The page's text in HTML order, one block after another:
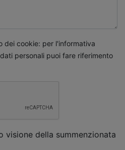
dei cookie: per l'informativa
personali puoi fare riferimento
visione della summenzionata